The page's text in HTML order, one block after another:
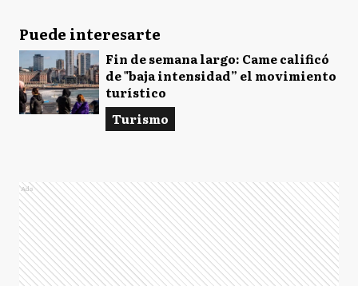
Puede interesarte
Fin de semana largo: Came calificó
de "baja intensidad” el movimiento
turístico
Turismo
Ads